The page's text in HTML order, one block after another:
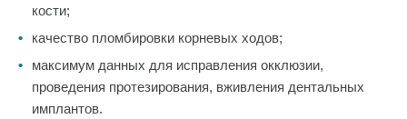
кости;
качество пломбировки корневых ходов;
максимум данных для исправления окклюзии,
проведения протезирования, вживления дентальных
имплантов.